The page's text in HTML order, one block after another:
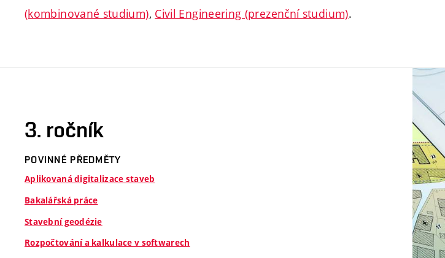
(kombinované studium), Civil Engineering (prezenční studium).
3. ročník
POVINNÉ PŘEDMĚTY
Aplikovaná digitalizace staveb
Bakalářská práce
Stavební geodézie
Rozpočtování a kalkulace v softwarech